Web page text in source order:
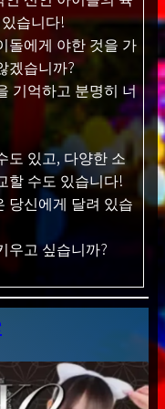
습니다!
돌에게 야한 것을 가
겠습니까?
기억하고 분명히 너
도 있고, 다양한 소
할 수도 있습니다!
당신에게 달려 있습
우고 싶습니까?